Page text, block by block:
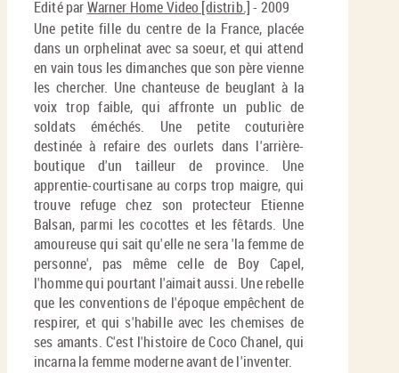
Edité parWarner Home Video [distrib.]- 2009
Une petite fille du centre de la France, placée
dans un orphelinat avec sa soeur, et qui attend
en vain tous les dimanches que son père vienne
les chercher. Une chanteuse de beuglant à la
voix trop faible, qui affronte un public de
soldats éméchés. Une petite couturière
destinée à refaire des ourlets dans l'arrière-
boutique d'un tailleur de province. Une
apprentie-courtisane au corps trop maigre, qui
trouve refuge chez son protecteur Etienne
Balsan, parmi les cocottes et les fêtards. Une
amoureuse qui sait qu'elle ne sera 'la femme de
personne', pas même celle de Boy Capel,
l'homme qui pourtant l'aimait aussi. Une rebelle
que les conventions de l'époque empêchent de
respirer, et qui s'habille avec les chemises de
ses amants. C'est l'histoire de Coco Chanel, qui
incarna la femme moderne avant de l'inventer.